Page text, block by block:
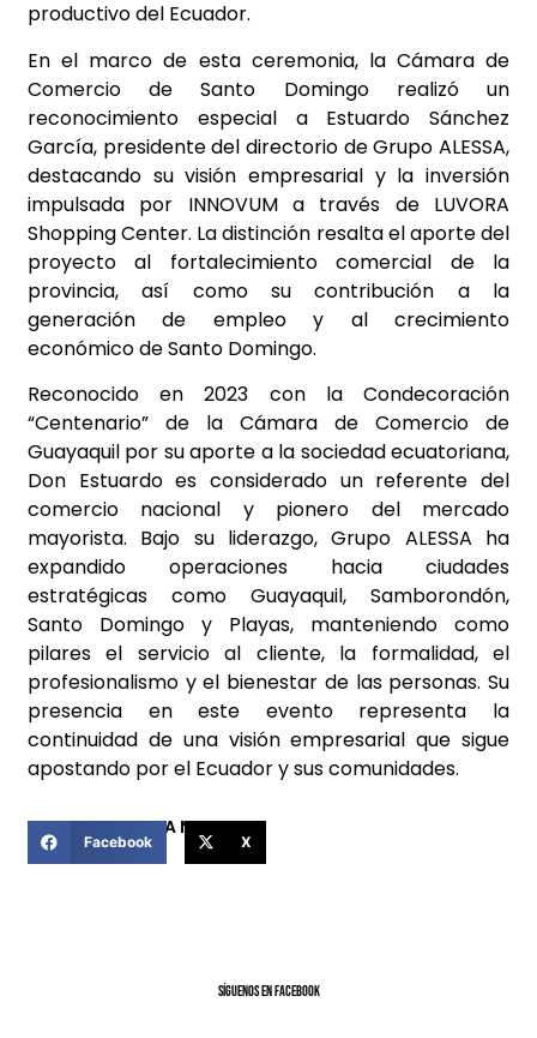
productivo del Ecuador.
En el marco de esta ceremonia, la Cámara de
Comercio de Santo Domingo realizó un
reconocimiento especial a Estuardo Sánchez
García, presidente del directorio de Grupo ALESSA,
destacando su visión empresarial y la inversión
impulsada por INNOVUM a través de LUVORA
Shopping Center. La distinción resalta el aporte del
proyecto al fortalecimiento comercial de la
provincia, así como su contribución a la
generación de empleo y al crecimiento
económico de Santo Domingo.
Reconocido en 2023 con la Condecoración
“Centenario” de la Cámara de Comercio de
Guayaquil por su aporte a la sociedad ecuatoriana,
Don Estuardo es considerado un referente del
comercio nacional y pionero del mercado
mayorista. Bajo su liderazgo, Grupo ALESSA ha
expandido operaciones hacia ciudades
estratégicas como Guayaquil, Samborondón,
Santo Domingo y Playas, manteniendo como
pilares el servicio al cliente, la formalidad, el
profesionalismo y el bienestar de las personas. Su
presencia en este evento representa la
continuidad de una visión empresarial que sigue
apostando por el Ecuador y sus comunidades.
COMPARTIR ESTA NOTICIA
Facebook X
SíGUENOS EN FACEBOOK